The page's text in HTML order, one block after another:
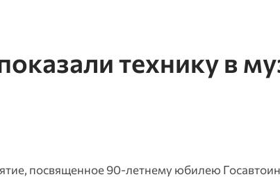
технику в
посвященное 90-летнему юбилею